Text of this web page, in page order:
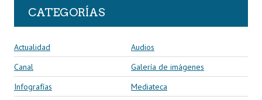
CATEGORÍAS
Actualidad
Audios
Canal
Galería de imágenes
Infografías
Mediateca